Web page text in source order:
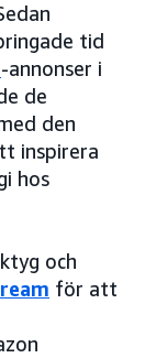
tid
-annonser i
de
den
inspirera
hos
och
för att